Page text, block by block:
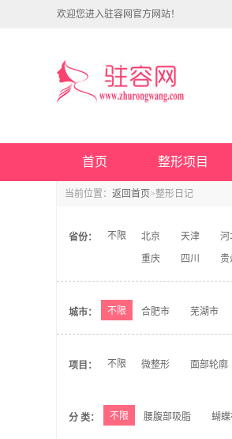
欢迎您进入驻容网官方网站！
首页 整形项目
当前位置： 返回首页>整形日记
省份： 北京 天津 河
重庆
四川 贵
不限
城市： 合肥市 芜湖市
不限
项目： 微整形 面部轮廓
不限
分 类： 腰腹部吸脂 蝴
不限